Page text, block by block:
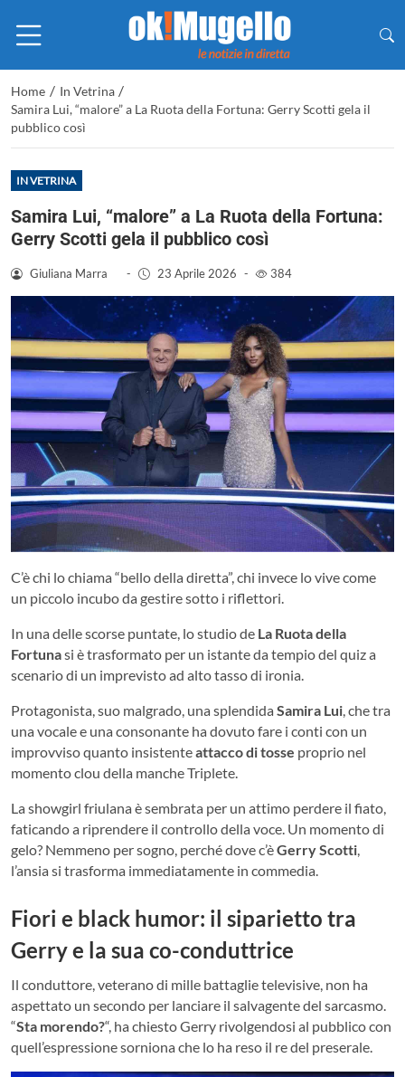
Home / In Vetrina /
Samira Lui, “malore” a La Ruota della Fortuna: Gerry Scotti gela il
pubblico così
IN VETRINA
Samira Lui, “malore” a La Ruota della Fortuna:
Gerry Scotti gela il pubblico così
Giuliana Marra - 23 Aprile 2026 - 384
C’è chi lo chiama “bello della diretta”, chi invece lo vive come
un piccolo incubo da gestire sotto i riflettori.
In una delle scorse puntate, lo studio de La Ruota della
Fortunasi è trasformato per un istante da tempio del quiz a
scenario di un imprevisto ad alto tasso di ironia.
Protagonista, suo malgrado, una splendida Samira Lui , che tra
una vocale e una consonante ha dovuto fare i conti con un
improvviso quanto insistenteattacco di tosse proprio nel
momento clou della manche Triplete.
La showgirl friulana è sembrata per un attimo perdere il fiato,
faticando a riprendere il controllo della voce. Un momento di
gelo? Nemmeno per sogno, perché dove c’èGerry Scotti
l’ansia si trasforma immediatamente in commedia.
Fiori e black humor: il siparietto tra
Gerry e la sua co-conduttrice
Il conduttore, veterano di mille battaglie televisive, non ha
aspettato un secondo per lanciare il salvagente del sarcasmo.
“Sta morendo?“, ha chiesto Gerry rivolgendosi al pubblico con
quell’espressione sorniona che lo ha reso il re del preserale.